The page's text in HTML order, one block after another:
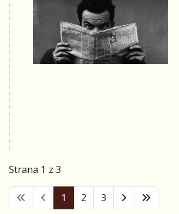
Strana 1 z 3
1 2 3